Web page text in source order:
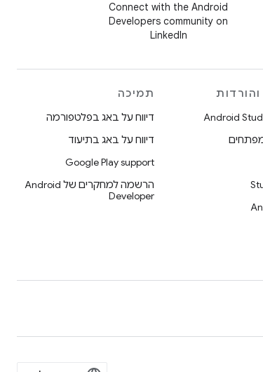
Connect with the Android
Developers community on
LinkedIn
תמיכה
דיווח על באג בפלטפורמה
דיווח על באג בתיעוד
Google Play support
הרשמה למחקרים של Android
Developer